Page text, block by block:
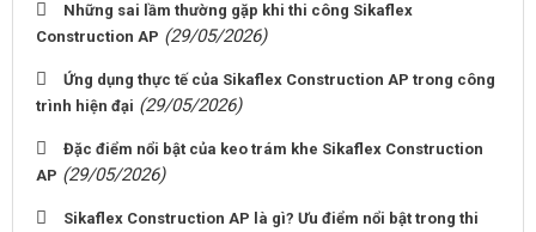
Những sai lầm thường gặp khi thi công Sikaflex
Construction AP (29/05/2026)
Ứng dụng thực tế của Sikaflex Construction AP trong công
trình hiện đại (29/05/2026)
Đặc điểm nổi bật của keo trám khe Sikaflex Construction
AP (29/05/2026)
Sikaflex Construction AP là gì? Ưu điểm nổi bật trong thi